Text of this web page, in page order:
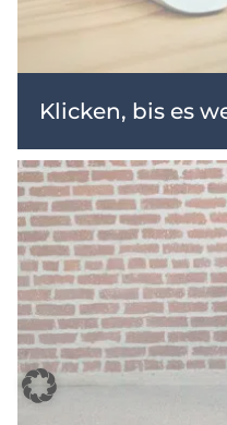
Klicken, bis es